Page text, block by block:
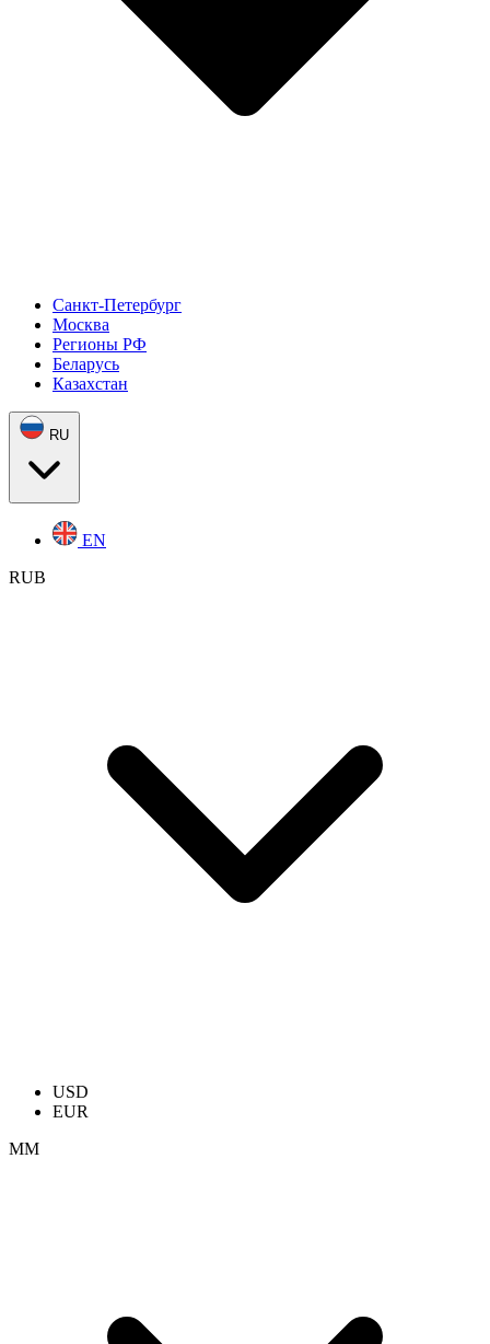
Санкт-Петербург
Москва
Регионы РФ
Беларусь
Казахстан
RU
EN
RUB
USD
EUR
ММ